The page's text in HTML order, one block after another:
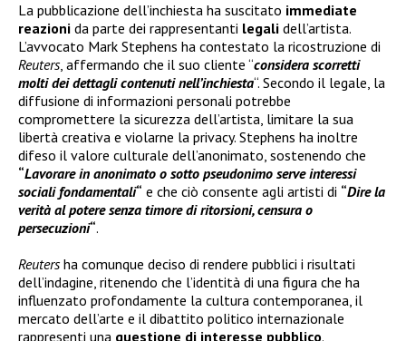
La pubblicazione dell’inchiesta ha suscitato immediate
reazioni da parte dei rappresentanti legali dell’artista.
L’avvocato Mark Stephens ha contestato la ricostruzione di
Reuters, affermando che il suo cliente “considera scorretti
molti dei dettagli contenuti nell’inchiesta“. Secondo il legale, la
diffusione di informazioni personali potrebbe
compromettere la sicurezza dell’artista, limitare la sua
libertà creativa e violarne la privacy. Stephens ha inoltre
difeso il valore culturale dell’anonimato, sostenendo che
“Lavorare in anonimato o sotto pseudonimo serve interessi
sociali fondamentali“ e che ciò consente agli artisti di “Dire la
verità al potere senza timore di ritorsioni, censura o
persecuzioni“.
Reutersha comunque deciso di rendere pubblici i risultati
dell’indagine, ritenendo che l’identità di una figura che ha
influenzato profondamente la cultura contemporanea, il
mercato dell’arte e il dibattito politico internazionale
rappresenti una questione di interesse pubblico.